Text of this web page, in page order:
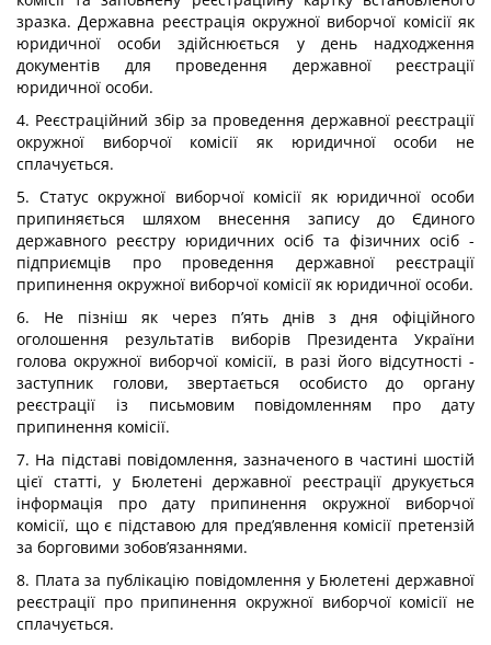
зразка. Державна реєстрація окружної виборчої комісії як
юридичної особи здійснюється у день надходження
документів для проведення державної реєстрації
юридичної особи.
4. Реєстраційний збір за проведення державної реєстрації
окружної виборчої комісії як юридичної особи не
сплачується.
5. Статус окружної виборчої комісії як юридичної особи
припиняється шляхом внесення запису до Єдиного
державного реєстру юридичних осіб та фізичних осіб -
підприємців про проведення державної реєстрації
припинення окружної виборчої комісії як юридичної особи.
6. Не пізніш як через п’ять днів з дня офіційного
оголошення результатів виборів Президента України
голова окружної виборчої комісії, в разі його відсутності -
заступник голови, звертається особисто до органу
реєстрації із письмовим повідомленням про дату
припинення комісії.
7. На підставі повідомлення, зазначеного в частині шостій
цієї статті, у Бюлетені державної реєстрації друкується
інформація про дату припинення окружної виборчої
комісії, що є підставою для пред’явлення комісії претензій
за борговими зобов’язаннями.
8. Плата за публікацію повідомлення у Бюлетені державної
реєстрації про припинення окружної виборчої комісії не
сплачується.